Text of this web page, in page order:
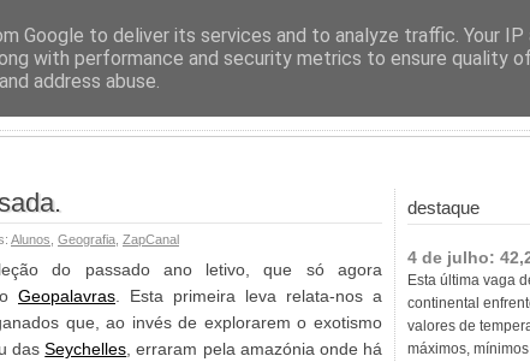
Alunos Geografia ZapCanal
do passado ano letivo, que só agora
Geopalavras . Esta primeira leva relata-nos a
que, ao invés de explorarem o exotismo
dasSeychelles , erraram pela amazónia onde há
destaque
4 de julho:
Esta última vaga
continental
valores de
máximos,
Google to deliver its services and to analyze traffic. Your IP
with performance and security metrics to ensure quality
address abuse.